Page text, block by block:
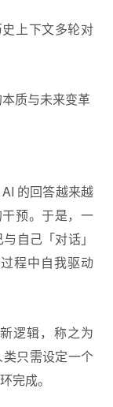
上下文多轮对
的回答越来越
预。于是，一
自己「对话」
程中自我驱动
逻辑，称之为
只需设定一个
完成。